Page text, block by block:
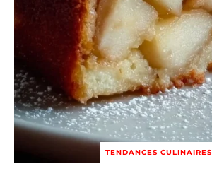
TENDANCES CULINAIRES